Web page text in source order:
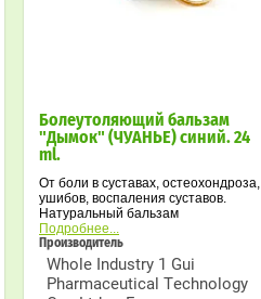
Болеутоляющий бальзам
"Дымок" (ЧУАНЬЕ) синий. 24
ml.
От боли в суставах, остеохондроза,
ушибов, воспаления суставов.
Натуральный бальзам
изготовленный по секретам
Тибетских монахов. Хорошо
сбалансированный состав
натуральных ингредиентов
оказывает мощное и быстрое
Подробнее...
Производитель
Whole Industry 1 Gui
Pharmaceutical Technology